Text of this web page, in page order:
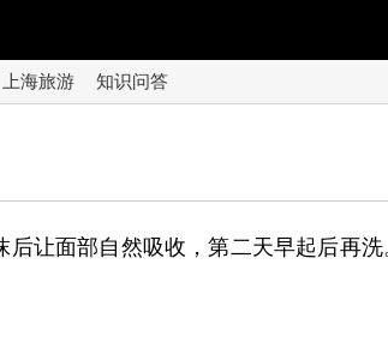
上海旅游 知识问答
让面部自然吸收，第二天早起后再